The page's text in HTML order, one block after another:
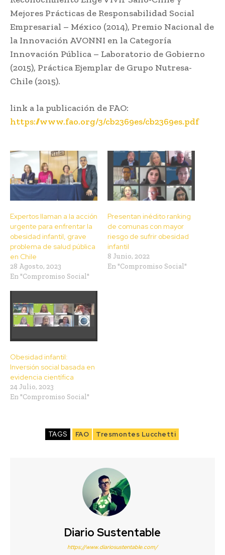
Mejores Prácticas de Responsabilidad Social
Empresarial – México (2014), Premio Nacional de
la Innovación AVONNI en la Categoría
Innovación Pública – Laboratorio de Gobierno
(2015), Práctica Ejemplar de Grupo Nutresa-
Chile (2015).
link a la publicación de FAO:
https://www.fao.org/3/cb2369es/cb2369es.pdf
Expertos llaman a la acción
urgente para enfrentar la
obesidad infantil, grave
problema de salud pública
en Chile
28 Agosto, 2023
En "Compromiso Social"
Presentan inédito ranking
de comunas con mayor
riesgo de sufrir obesidad
infantil
8 Junio, 2022
En "Compromiso Social"
Obesidad infantil:
Inversión social basada en
evidencia científica
24 Julio, 2023
En "Compromiso Social"
TAGS FAO Tresmontes Lucchetti
Diario Sustentable
https://www.diariosustentable.com/